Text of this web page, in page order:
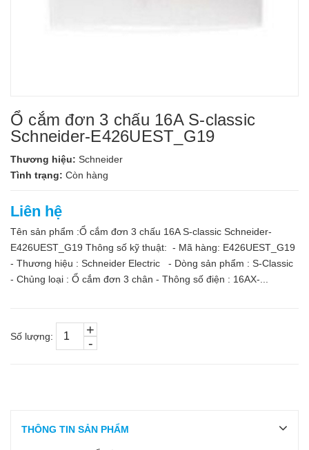
Ổ cắm đơn 3 chấu 16A S-classic
Schneider-E426UEST_G19
Thương hiệu: Schneider
Tình trạng: Còn hàng
Liên hệ
Tên sản phẩm :Ổ cắm đơn 3 chấu 16A S-classic Schneider-
E426UEST_G19 Thông số kỹ thuật: - Mã hàng: E426UEST_G19
- Thương hiệu : Schneider Electric - Dòng sản phẩm : S-Classic
- Chủng loại : Ổ cắm đơn 3 chân - Thông số điện : 16AX-...
Số lượng: -
+
THÔNG TIN SẢN PHẨM